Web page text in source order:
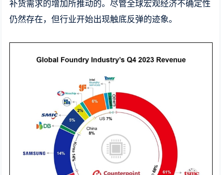
补货需求的增加所推动的。尽管全球宏观经济不确定性
仍然存在，但行业开始出现触底反弹的迹象。